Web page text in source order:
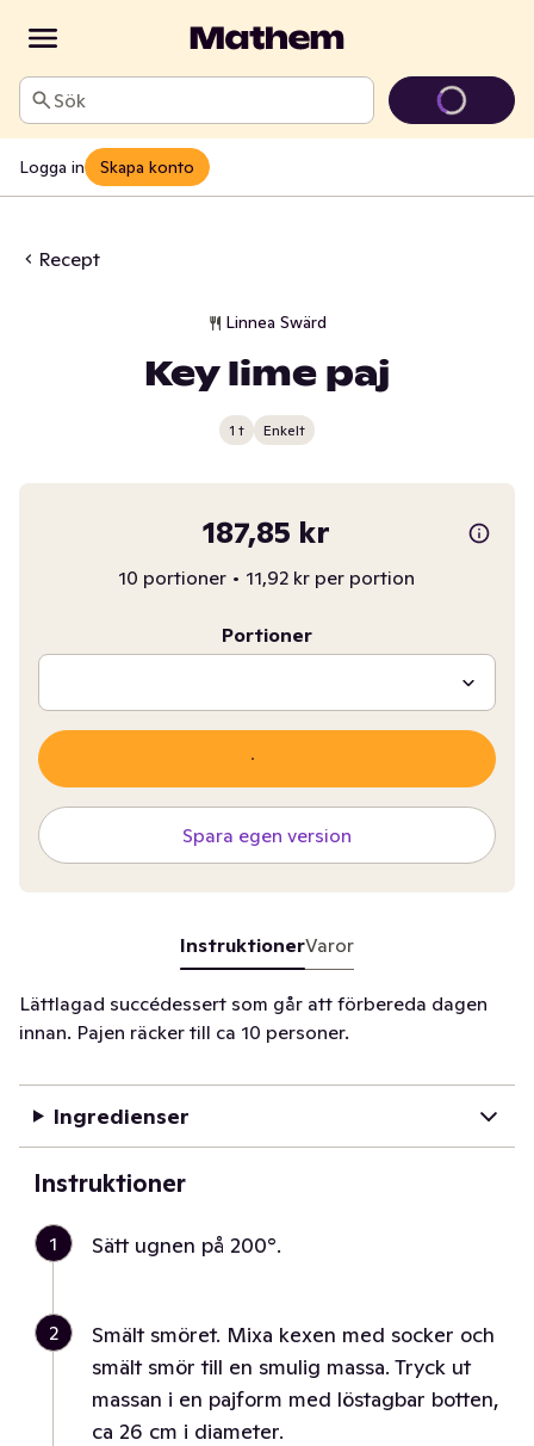
Sök
Logga in Skapa konto
Recept
Linnea Swärd
Key lime paj
1 t Enkelt
187,85 kr
10 portioner • 11,92 kr per portion
Portioner
Spara egen version
InstruktionerVaror
Lättlagad succédessert som går att förbereda dagen
innan. Pajen räcker till ca 10 personer.
Ingredienser
Instruktioner
1 Sätt ugnen på 200°.
2
Smält smöret. Mixa kexen med socker och
smält smör till en smulig massa. Tryck ut
massan i en pajform med löstagbar botten,
ca 26 cm i diameter.